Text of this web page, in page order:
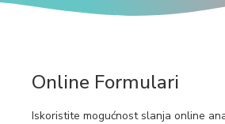
Online Formulari
Iskoristite mogućnost slanja online